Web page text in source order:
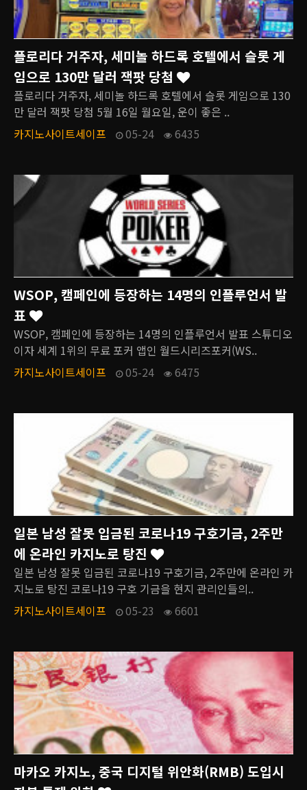
플로리다 거주자, 세미놀 하드록 호텔에서 슬롯 게
임으로 130만 달러 잭팟 당첨
플로리다 거주자, 세미놀 하드록 호텔에서 슬롯 게임으로 130
만 달러 잭팟 당첨 5월 16일 월요일, 운이 좋은 ..
카지노사이트세이프
05-24 6435
WSOP, 캠페인에 등장하는 14명의 인플루언서 발
표
WSOP, 캠페인에 등장하는 14명의 인플루언서 발표 스튜디오
이자 세계 1위의 무료 포커 앱인 월드시리즈포커(WS..
카지노사이트세이프
05-24 6475
일본 남성 잘못 입금된 코로나19 구호기금, 2주만
에 온라인 카지노로 탕진
일본 남성 잘못 입금된 코로나19 구호기금, 2주만에 온라인 카
지노로 탕진 코로나19 구호 기금을 현지 관리인들의..
카지노사이트세이프
05-23 6601
마카오 카지노, 중국 디지털 위안화(RMB) 도입시